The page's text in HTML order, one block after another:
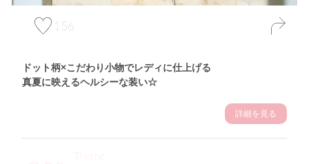
156
ドット柄×こだわり小物でレディに仕上げる
真夏に映えるヘルシーな装い☆
詳細を見る
Theme